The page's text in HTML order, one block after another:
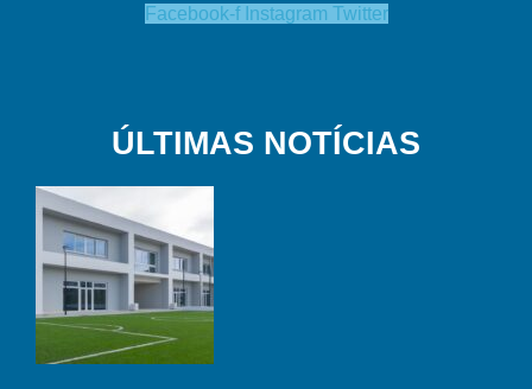
Facebook-f Instagram Twitter
ÚLTIMAS NOTÍCIAS